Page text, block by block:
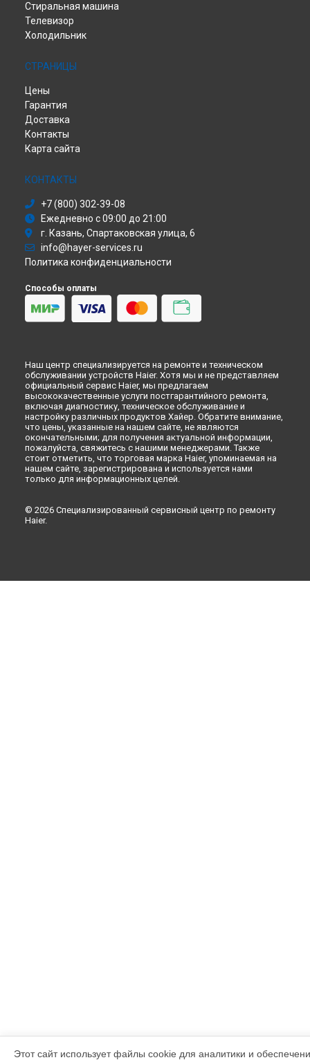
Стиральная машина
Телевизор
Холодильник
СТРАНИЦЫ
Цены
Гарантия
Доставка
Контакты
Карта сайта
КОНТАКТЫ
+7 (800) 302-39-08
Ежедневно с 09:00 до 21:00
г. Казань, Спартаковская улица, 6
info@hayer-services.ru
Политика конфиденциальности
Способы оплаты
Наш центр специализируется на ремонте и техническом
обслуживании устройств Haier. Хотя мы и не представляем
официальный сервис Haier, мы предлагаем
высококачественные услуги постгарантийного ремонта,
включая диагностику, техническое обслуживание и
настройку различных продуктов Хайер. Обратите внимание,
что цены, указанные на нашем сайте, не являются
окончательными; для получения актуальной информации,
пожалуйста, свяжитесь с нашими менеджерами. Также
стоит отметить, что торговая марка Haier, упоминаемая на
нашем сайте, зарегистрирована и используется нами
только для информационных целей.
© 2026 Специализированный сервисный центр по ремонту
Haier.
Этот сайт использует файлы cookie для аналитики и